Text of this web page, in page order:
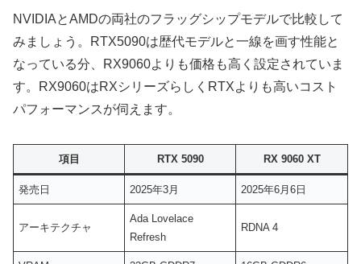
NVIDIAとAMDの両社のフラッグシップモデルで比較して
みましょう。RTX5090は歴代モデルと一線を画す性能と
なっている分、RX9060よりも価格も高く設定されていま
す。RX9060はRXシリーズらしくRTXよりも高いコスト
パフォーマンスが伺えます。
項目 RTX 5090 RX 9060 XT
発売日 2025年3月 2025年6月6日
アーキテクチャ
Ada Lovelace
Refresh
RDNA 4